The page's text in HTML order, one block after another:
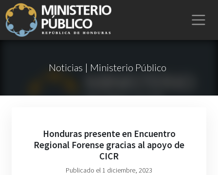
Noticias | Ministerio Público
Honduras presente en Encuentro
Regional Forense gracias al apoyo de
CICR
Publicado el 1 diciembre, 2023